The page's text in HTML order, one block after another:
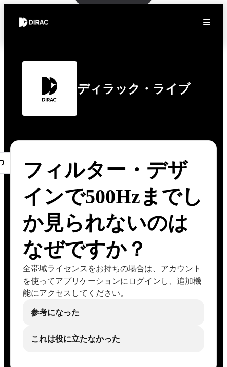
ディラック・ライブ
フィルター・デザ
インで500Hzまでし
か見られないのは
なぜですか？
全帯域ライセンスをお持ちの場合は、アカウント
を使ってアプリケーションにログインし、追加機
能にアクセスしてください。
参考になった
これは役に立たなかった